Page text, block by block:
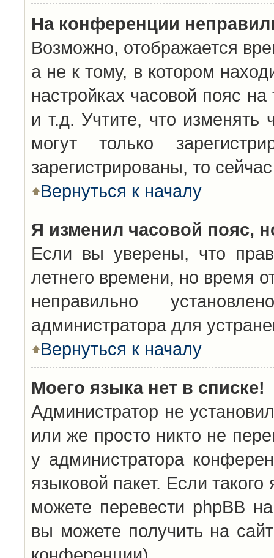
На конференции
Возможно, отображается
а не к тому, в котором
настройках часовой пояс
и т.д. Учтите, что изменять
могут только
зарегистрированы, то
Вернуться к началу
Я изменил часовой пояс,
Если вы уверены, что
летнего времени, но время
неправильно
администратора для
Вернуться к началу
Моего языка нет в списке!
Администратор не
или же просто никто не
у администратора
языковой пакет. Если
можете перевести phpBB
вы можете получить на